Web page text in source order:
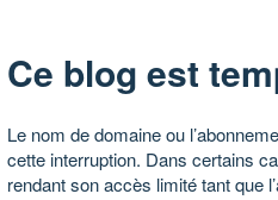
Ce blog est
Le nom de domaine ou
cette interruption. Dans certains
rendant son accès limité tant que